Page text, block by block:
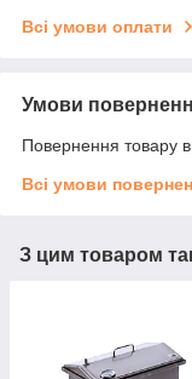
Всі умови оплати
Умови
Повернення товару
Всі умови
З цим товаром